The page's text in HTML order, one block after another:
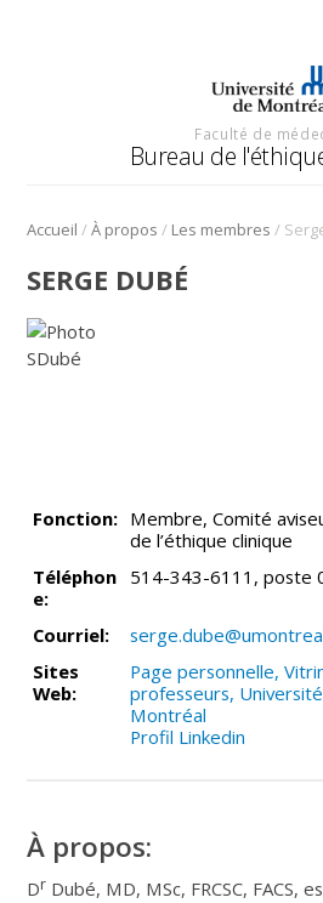
Faculté de
Bureau de
Accueil /À propos / Les membres /
SERGE DUBÉ
Fonction: Membre, Comité
de l’éthique clinique
Téléphon
e:
514-343-6111, poste
Courriel:
Sites
Web:
Page personnelle,
professeurs,
Montréal
Profil Linkedin
À propos:
Dr Dubé, MD, MSc, FRCSC, FACS,